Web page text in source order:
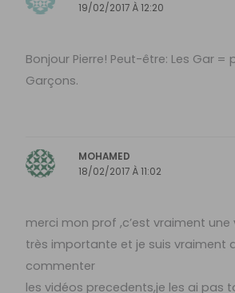
19/02/2017 À 12:20
Bonjour Pierre! Peut-être: Les Gar =
Garçons.
MOHAMED
18/02/2017 À 11:02
merci mon prof ,c’est vraiment une
très importante et je suis vraiment
commenter
les vidéos precedents,je les ai pas